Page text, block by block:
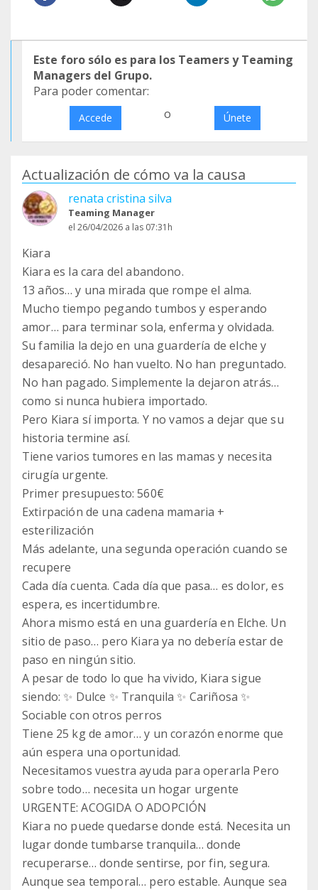
Este foro sólo es para los Teamers y Teaming
Managers del Grupo.
Para poder comentar:
Accede o Únete
Actualización de cómo va la causa
renata cristina silva
Teaming Manager
el 26/04/2026 a las 07:31h
Kiara
Kiara es la cara del abandono.
13 años… y una mirada que rompe el alma.
Mucho tiempo pegando tumbos y esperando
amor… para terminar sola, enferma y olvidada.
Su familia la dejo en una guardería de elche y
desapareció. No han vuelto. No han preguntado.
No han pagado. Simplemente la dejaron atrás…
como si nunca hubiera importado.
Pero Kiara sí importa. Y no vamos a dejar que su
historia termine así.
Tiene varios tumores en las mamas y necesita
cirugía urgente.
Primer presupuesto: 560€
Extirpación de una cadena mamaria +
esterilización
Más adelante, una segunda operación cuando se
recupere
Cada día cuenta. Cada día que pasa… es dolor, es
espera, es incertidumbre.
Ahora mismo está en una guardería en Elche. Un
sitio de paso… pero Kiara ya no debería estar de
paso en ningún sitio.
A pesar de todo lo que ha vivido, Kiara sigue
siendo: ✨ Dulce ✨ Tranquila ✨ Cariñosa ✨
Sociable con otros perros
Tiene 25 kg de amor… y un corazón enorme que
aún espera una oportunidad.
Necesitamos vuestra ayuda para operarla Pero
sobre todo… necesita un hogar urgente
URGENTE: ACOGIDA O ADOPCIÓN
Kiara no puede quedarse donde está. Necesita un
lugar donde tumbarse tranquila… donde
recuperarse… donde sentirse, por fin, segura.
Aunque sea temporal… pero estable. Aunque sea